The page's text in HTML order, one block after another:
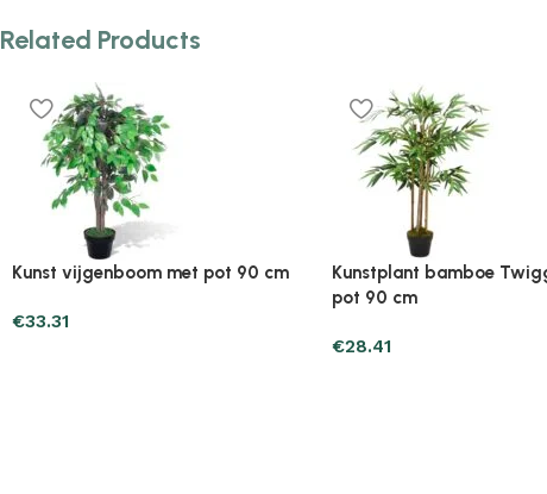
Related Products
Plantenonline 2-delige
lavendel 30 cm
Plantenonline 3-delige
Kunstbuxussenset
€60.75